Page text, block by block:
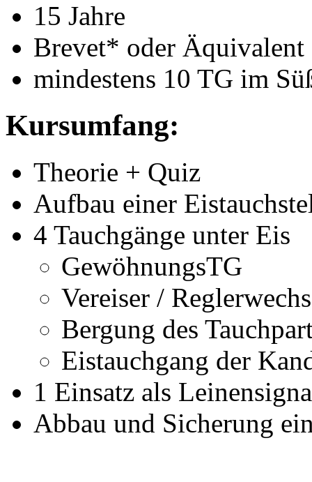
15 Jahre
Brevet* oder Äquivalent
mindestens 10 TG im
Kursumfang:
Theorie + Quiz
Aufbau einer
4 Tauchgänge unter Eis
GewöhnungsTG
Vereiser /
Bergung des
Eistauchgang der
1 Einsatz als
Abbau und Sicherung